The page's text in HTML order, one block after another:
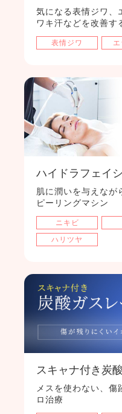
気になる表情ジワ、
ワキ汗などを改善す
表情ジワ
ハイドラフェイ
肌に潤いを与えなが
ピーリングマシン
ニキビ
ハリツヤ
スキャナ付き炭
メスを使わない、傷
ロ治療